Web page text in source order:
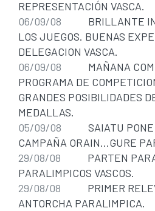
REPRESENTACIÓN VASCA.
06/09/08 BRILLANTE
LOS JUEGOS. BUENAS
DELEGACION VASCA.
06/09/08 MAÑANA
PROGRAMA DE
GRANDES POSIBILIDADES
MEDALLAS.
05/09/08 SAIATU
CAMPAÑA ORAIN…GURE
29/08/08 PARTEN
PARALIMPICOS VASCOS.
29/08/08 PRIMER
ANTORCHA PARALIMPICA.